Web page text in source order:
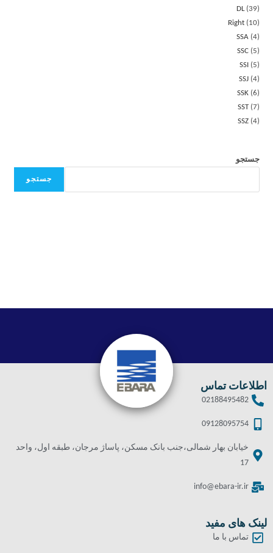
DL 39
Right
10
SSA 4
SSC
5
SSI
5
SSJ 4
SSK 6
SST 7
SSZ 4
جستجو
جستجو
اطلاعات تماس
02188495482
09128095754
خیابان بهار شمالی،جنب بانک مسکن، پاساژ مرجان، طبقه اول، واحد
17
info@ebara-ir.ir
لینک های مفید
تماس با ما